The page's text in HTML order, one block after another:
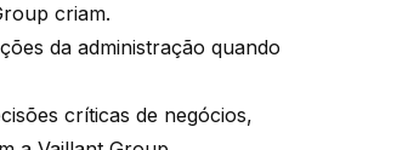
criam.
da administração quando
críticas de negócios,